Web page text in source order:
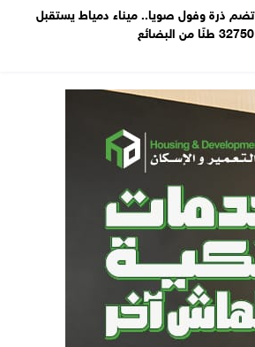
تضم ذرة وفول صويا.. ميناء دمياط يستقبل
32750 طنًا من البضائع